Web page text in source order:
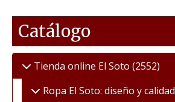
Catálogo
Tienda online El Soto (2552)
Ropa El Soto: diseño y calidad